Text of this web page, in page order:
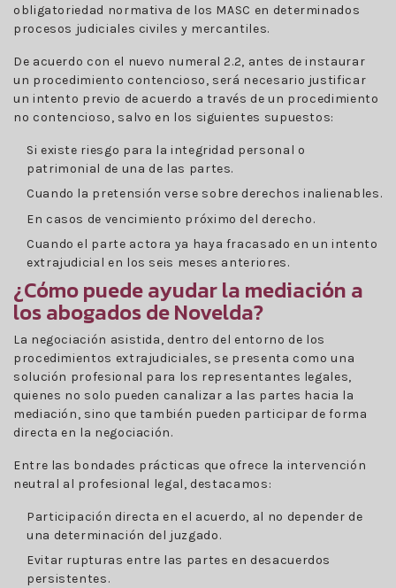
obligatoriedad normativa de los MASC en determinados
procesos judiciales civiles y mercantiles.
De acuerdo con el nuevo numeral 2.2, antes de instaurar
un procedimiento contencioso, será necesario justificar
un intento previo de acuerdo a través de un procedimiento
no contencioso, salvo en los siguientes supuestos:
Si existe riesgo para la integridad personal o
patrimonial de una de las partes.
Cuando la pretensión verse sobre derechos inalienables.
En casos de vencimiento próximo del derecho.
Cuando el parte actora ya haya fracasado en un intento
extrajudicial en los seis meses anteriores.
¿Cómo puede ayudar la mediación a
los abogados de Novelda?
La negociación asistida, dentro del entorno de los
procedimientos extrajudiciales, se presenta como una
solución profesional para los representantes legales,
quienes no solo pueden canalizar a las partes hacia la
mediación, sino que también pueden participar de forma
directa en la negociación.
Entre las bondades prácticas que ofrece la intervención
neutral al profesional legal, destacamos:
Participación directa en el acuerdo, al no depender de
una determinación del juzgado.
Evitar rupturas entre las partes en desacuerdos
persistentes.